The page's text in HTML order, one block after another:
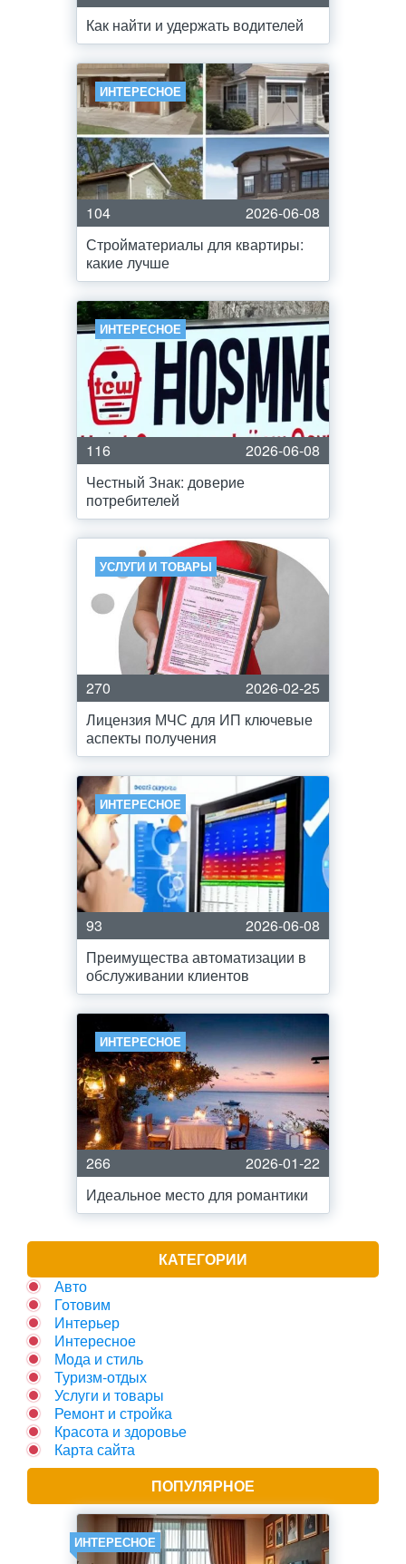
Как найти и удержать водителей
ИНТЕРЕСНОЕ
104
2026-06-08
Стройматериалы для квартиры:
какие лучше
ИНТЕРЕСНОЕ
116
2026-06-08
Честный Знак: доверие
потребителей
УСЛУГИ И ТОВАРЫ
270
2026-02-25
Лицензия МЧС для ИП ключевые
аспекты получения
ИНТЕРЕСНОЕ
93
2026-06-08
Преимущества автоматизации в
обслуживании клиентов
ИНТЕРЕСНОЕ
266
2026-01-22
Идеальное место для романтики
КАТЕГОРИИ
Авто
Готовим
Интерьер
Интересное
Мода и стиль
Туризм-отдых
Услуги и товары
Ремонт и стройка
Красота и здоровье
Карта сайта
ПОПУЛЯРНОЕ
ИНТЕРЕСНОЕ